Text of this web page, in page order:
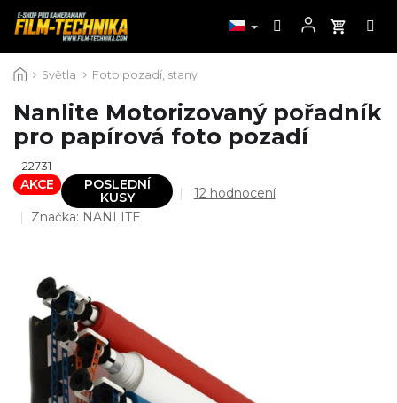
na
Světla Foto pozadí, stany
Nanlite Motorizovaný pořadník
pro papírová foto pozadí
22731
AKCE
POSLEDNÍ
KUSY
Průměrné
12 hodnocení
Značka: NANLITE